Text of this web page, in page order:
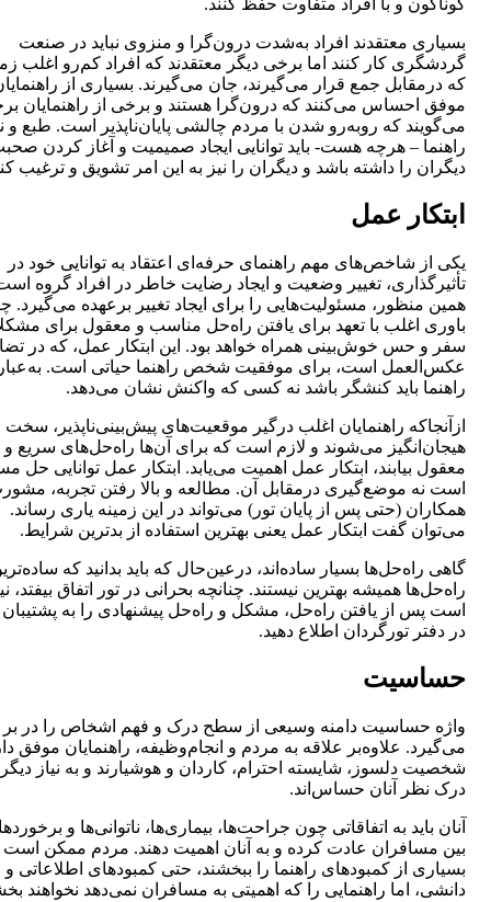
گوناگون و با افراد متفاوت حفظ کنند.
بسیاری معتقدند افراد به‌شدت درون‌گرا و منزوی نباید در صنعت
گردشگری کار کنند اما برخی دیگر معتقدند که افراد کم‌رو اغلب
که درمقابل جمع قرار می‌گیرند‌‌، جان می‌گیرند‌‌. بسیاری از
موفق احساس می‌کنند که درون‌گرا هستند و برخی از راهنمایان
می‌گویند که روبه‌رو شدن با مردم‌‌ چالشی پایان‌ناپذیر است‌‌. طبع و
راهنما – هرچه هست‌‌- باید توانایی ایجاد صمیمیت و آغاز کردن
دیگران را داشته باشد و دیگران را نیز به این امر تشویق و ترغیب
ابتکار عمل
یکی از شاخص‌های مهم راهنمای حرفه‌ای‌‌ اعتقاد به توانایی خود در
تأثیرگذاری، تغییر وضعیت و ایجاد رضایت خاطر در افراد گروه
همین منظور، مسئولیت‌هایی را برای ایجاد تغییر برعهده می‌گیرد‌‌.
باوری اغلب با تعهد برای یافتن راه‌حل مناسب و معقول برای
سفر و حس خوش‌بینی همراه خواهد بود‌‌. این ابتکار عمل، که در
عکس‌العمل است‌‌، برای موفقیت شخص راهنما حیاتی است.
راهنما باید کنشگر باشد نه کسی که واکنش نشان می‌دهد.
ازآنجا‌که راهنمایان اغلب درگیر موقعیت‌های ‌پیش‌بینی‌ناپذیر، سخت
هیجان‌انگیز می‌شوند و لازم است که برای آن‌ها راه‌حل‌های سریع و
معقول بیابند، ابتکار عمل اهمیت می‌یابد. ابتکار عمل توانایی حل
است نه موضع‌گیری درمقابل آن‌‌. مطالعه و بالا رفتن تجربه،
همکاران (حتی پس از پایان تور) می‌تواند در این زمینه یاری رساند‌‌.
می‌توان گفت ابتکار عمل یعنی بهترین استفاده از بدترین شرایط‌.
گاهی راه‌حل‌ها بسیار ساده‌اند، درعین‌حال که باید بدانید که
راه‌حل‌ها همیشه بهترین نیستند. چنانچه بحرانی در تور اتفاق بیفتد،
است پس از یافتن راه‌حل، مشکل و راه‌حل پیشنهادی را به
در دفتر تورگردان اطلاع دهید.
حساسیت
واژه حساسیت دامنه وسیعی از سطح درک و فهم اشخاص را در بر
می‌گیرد‌‌. علاوه‌بر علاقه به مردم و انجام‌وظیفه، راهنمایان موفق
شخصیت دلسوز‌‌، شایسته ‌احترام، کاردان و هوشیارند و به نیاز
درک نظر آنان حساس‌اند.
آنان باید به اتفاقاتی چون جراحت‌ها، بیماری‌ها، ناتوانی‌ها و
بین مسافران عادت کرده و به آنان اهمیت دهند. مردم ممکن است
بسیاری از کمبودهای راهنما را ببخشند، حتی کمبودهای اطلاعاتی و
دانشی، اما راهنمایی را که اهمیتی به مسافران نمی‌دهد نخواهند